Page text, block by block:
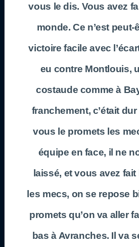
vous le dis. Vous avez
monde. Ce n’est peut-
victoire facile avec
eu contre Montlouis,
costaude comme à
franchement, c’était
vous le promets les
équipe en face, il ne
laissé, et vous avez fait
les mecs, on se repose
promets qu’on va aller
bas à Avranches. Il va